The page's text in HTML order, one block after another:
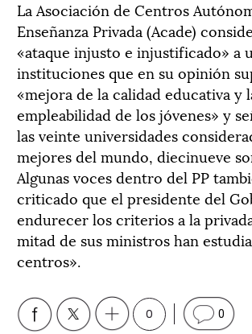
La Asociación de Centros
Enseñanza Privada (Acade)
«ataque injusto e injustificado» a
instituciones que en su opinión
«mejora de la calidad educativa y
empleabilidad de los jóvenes» y
las veinte universidades
mejores del mundo, diecinueve
Algunas voces dentro del PP
criticado que el presidente del
endurecer los criterios a la
mitad de sus ministros han
centros».
0 0